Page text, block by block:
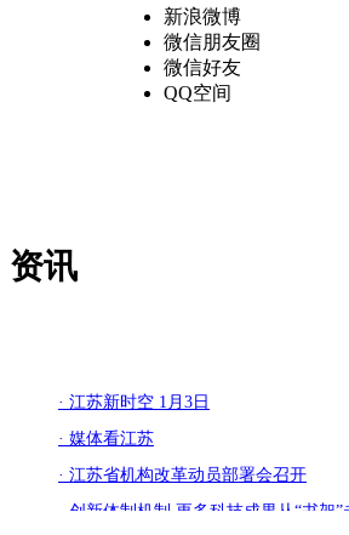
新浪微博
微信朋友圈
微信好友
QQ空间
资讯
· 江苏新时空 1月3日
· 媒体看江苏
· 江苏省机构改革动员部署会召开
· 创新体制机制 更多科技成果从“书架”